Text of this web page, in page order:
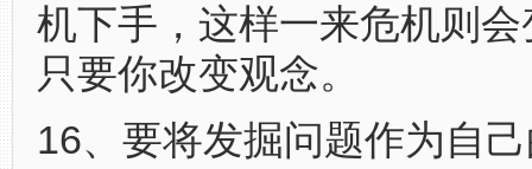
机下手，这样一来危机则
只要你改变观念。
16、要将发掘问题作为自